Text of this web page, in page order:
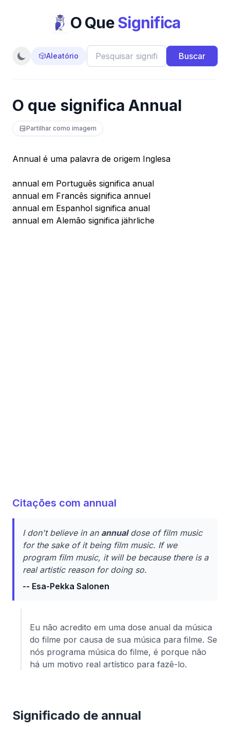
O QueSignifica
🎲Aleatório Buscar
O que significa Annual
Partilhar como imagem
Annual é uma palavra de origem Inglesa
annual em Português significa anual
annual em Francês significa annuel
annual em Espanhol significa anual
annual em Alemão significa jährliche
Citações com annual
I don't believe in an annualdose of film music
for the sake of it being film music. If we
program film music, it will be because there is a
real artistic reason for doing so.
-- Esa-Pekka Salonen
Eu não acredito em uma dose anual da música
do filme por causa de sua música para filme. Se
nós programa música do filme, é porque não
há um motivo real artístico para fazê-lo.
Significado de annual